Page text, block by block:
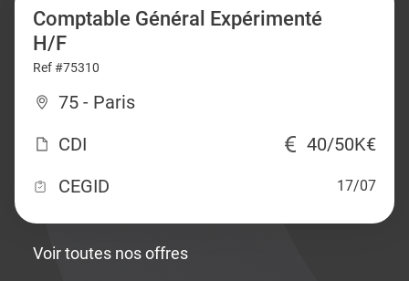
Comptable Général Expérimenté
H/F
Ref #75310
75 - Paris
CDI
40/50K€
CEGID
17/07
Voir toutes nos offres